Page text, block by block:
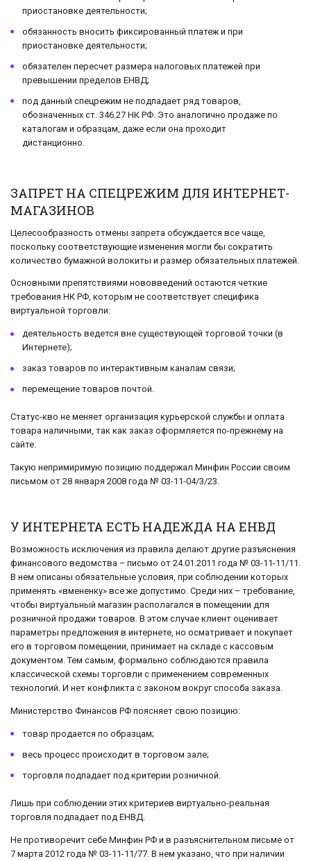
приостановке деятельности;
обязанность вносить фиксированный платеж и при
приостановке деятельности;
обязателен пересчет размера налоговых платежей при
превышении пределов ЕНВД;
под данный спецрежим не подпадает ряд товаров,
обозначенных ст. 346.27 НК РФ. Это аналогично продаже по
каталогам и образцам, даже если она проходит
дистанционно.
ЗАПРЕТ НА СПЕЦРЕЖИМ ДЛЯ ИНТЕРНЕТ-
МАГАЗИНОВ
Целесообразность отмены запрета обсуждается все чаще,
поскольку соответствующие изменения могли бы сократить
количество бумажной волокиты и размер обязательных платежей.
Основными препятствиями нововведений остаются четкие
требования НК РФ, которым не соответствует специфика
виртуальной торговли:
деятельность ведется вне существующей торговой точки (в
Интернете);
заказ товаров по интерактивным каналам связи;
перемещение товаров почтой.
Статус-кво не меняет организация курьерской службы и оплата
товара наличными, так как заказ оформляется по-прежнему на
сайте.
Такую непримиримую позицию поддержал Минфин России своим
письмом от 28 января 2008 года № 03-11-04/3/23.
У ИНТЕРНЕТА ЕСТЬ НАДЕЖДА НА ЕНВД
Возможность исключения из правила делают другие разъяснения
финансового ведомства – письмо от 24.01.2011 года № 03-11-11/11.
В нем описаны обязательные условия, при соблюдении которых
применять «вмененку» все же допустимо. Среди них – требование,
чтобы виртуальный магазин располагался в помещении для
розничной продажи товаров. В этом случае клиент оценивает
параметры предложения в интернете, но осматривает и покупает
его в торговом помещении, принимает на складе с кассовым
документом. Тем самым, формально соблюдаются правила
классической схемы торговли с применением современных
технологий. И нет конфликта с законом вокруг способа заказа.
Министерство Финансов РФ поясняет свою позицию:
товар продается по образцам;
весь процесс происходит в торговом зале;
торговля подпадает под критерии розничной.
Лишь при соблюдении этих критериев виртуально-реальная
торговля подпадает под ЕНВД.
Не противоречит себе Минфин РФ и в разъяснительном письме от
7 марта 2012 года № 03-11-11/77. В нем указано, что при наличии